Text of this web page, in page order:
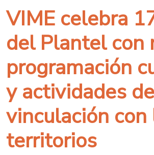
VIME celebra
del Plantel con
programación
y actividades de
vinculación con
territorios